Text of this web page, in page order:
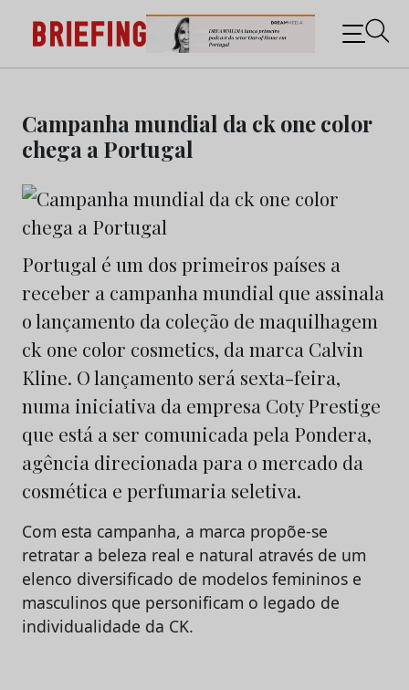
content
Briefing: Todas as notícias sobre os negócios do
Marketing e da Publicidade
Campanha mundial da ck one color
chega a Portugal
Portugal é um dos primeiros países a
receber a campanha mundial que assinala
o lançamento da coleção de maquilhagem
ck one color cosmetics, da marca Calvin
Kline. O lançamento será sexta-feira,
numa iniciativa da empresa Coty Prestige
que está a ser comunicada pela Pondera,
agência direcionada para o mercado da
cosmética e perfumaria seletiva.
Com esta campanha, a marca propõe-se
retratar a beleza real e natural através de um
elenco diversificado de modelos femininos e
masculinos que personificam o legado de
individualidade da CK.